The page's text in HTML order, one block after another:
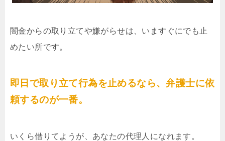
闇金からの取り立てや嫌がらせは、いますぐにでも止
めたい所です。
即日で取り立て行為を止めるなら、弁護士に依
頼するのが一番。
いくら借りてようが、あなたの代理人になれます。